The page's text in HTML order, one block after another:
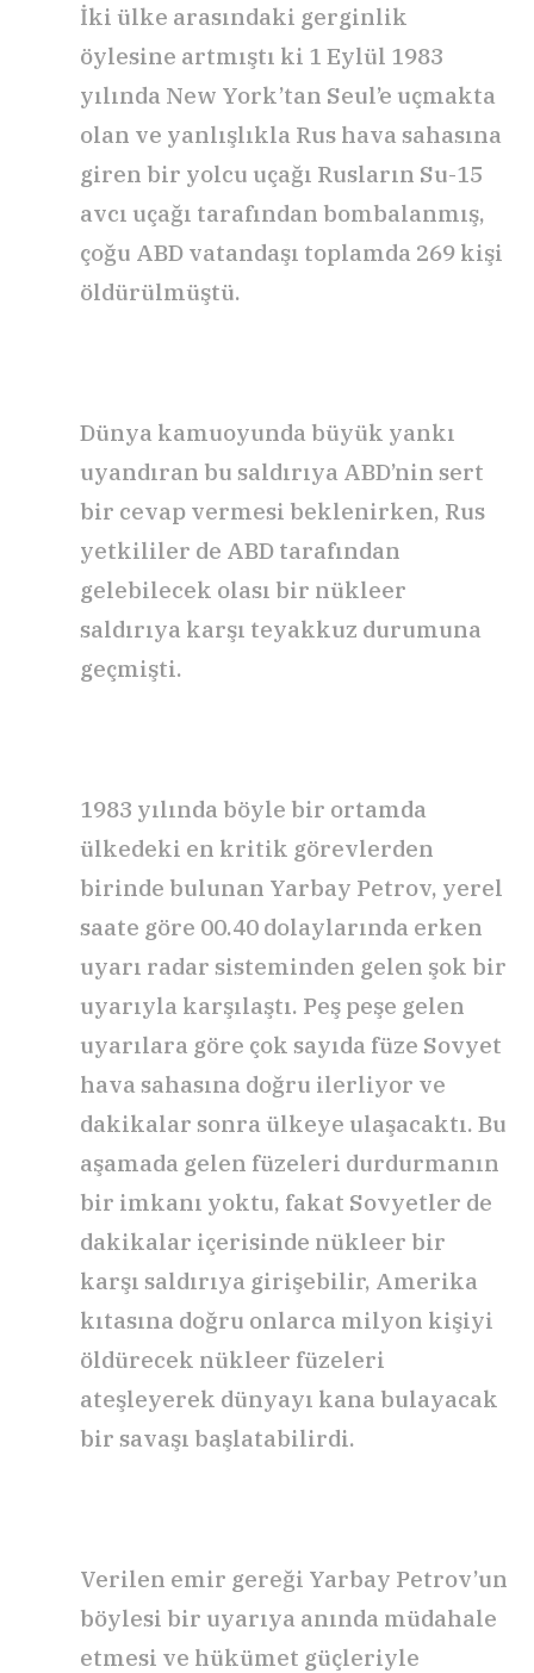
İki ülke arasındaki gerginlik
öylesine artmıştı ki 1 Eylül 1983
yılında New York’tan Seul’e uçmakta
olan ve yanlışlıkla Rus hava sahasına
giren bir yolcu uçağı Rusların Su-15
avcı uçağı tarafından bombalanmış,
çoğu ABD vatandaşı toplamda 269 kişi
öldürülmüştü.
Dünya kamuoyunda büyük yankı
uyandıran bu saldırıya ABD’nin sert
bir cevap vermesi beklenirken, Rus
yetkililer de ABD tarafından
gelebilecek olası bir nükleer
saldırıya karşı teyakkuz durumuna
geçmişti.
1983 yılında böyle bir ortamda
ülkedeki en kritik görevlerden
birinde bulunan Yarbay Petrov, yerel
saate göre 00.40 dolaylarında erken
uyarı radar sisteminden gelen şok bir
uyarıyla karşılaştı. Peş peşe gelen
uyarılara göre çok sayıda füze Sovyet
hava sahasına doğru ilerliyor ve
dakikalar sonra ülkeye ulaşacaktı. Bu
aşamada gelen füzeleri durdurmanın
bir imkanı yoktu, fakat Sovyetler de
dakikalar içerisinde nükleer bir
karşı saldırıya girişebilir, Amerika
kıtasına doğru onlarca milyon kişiyi
öldürecek nükleer füzeleri
ateşleyerek dünyayı kana bulayacak
bir savaşı başlatabilirdi.
Verilen emir gereği Yarbay Petrov’un
böylesi bir uyarıya anında müdahale
etmesi ve hükümet güçleriyle